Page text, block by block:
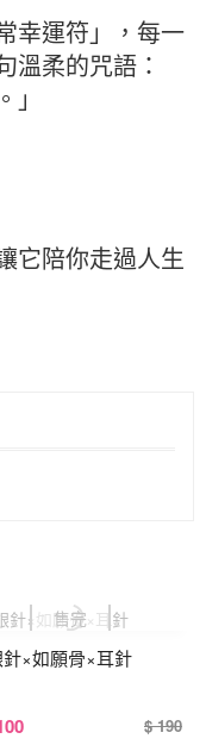
幸運符」，每一
溫柔的咒語：
它陪你走過人生
×如願骨×耳針
$ 190